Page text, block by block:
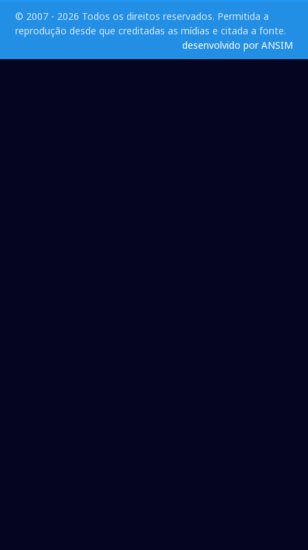
© 2007 - 2026 Todos os direitos reservados. Permitida a
reprodução desde que creditadas as mídias e citada a fonte.
desenvolvido por ANSIM